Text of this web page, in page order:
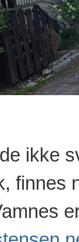
ikke
finnes